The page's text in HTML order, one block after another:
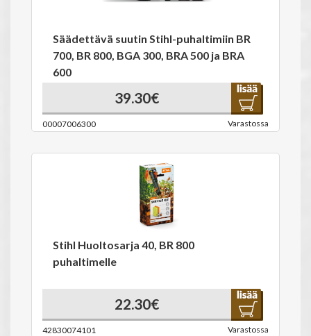
Säädettävä suutin Stihl-puhaltimiin BR
700, BR 800, BGA 300, BRA 500 ja BRA
600
39.30€
00007006300 Varastossa
Stihl Huoltosarja 40, BR 800
puhaltimelle
22.30€
42830074101 Varastossa